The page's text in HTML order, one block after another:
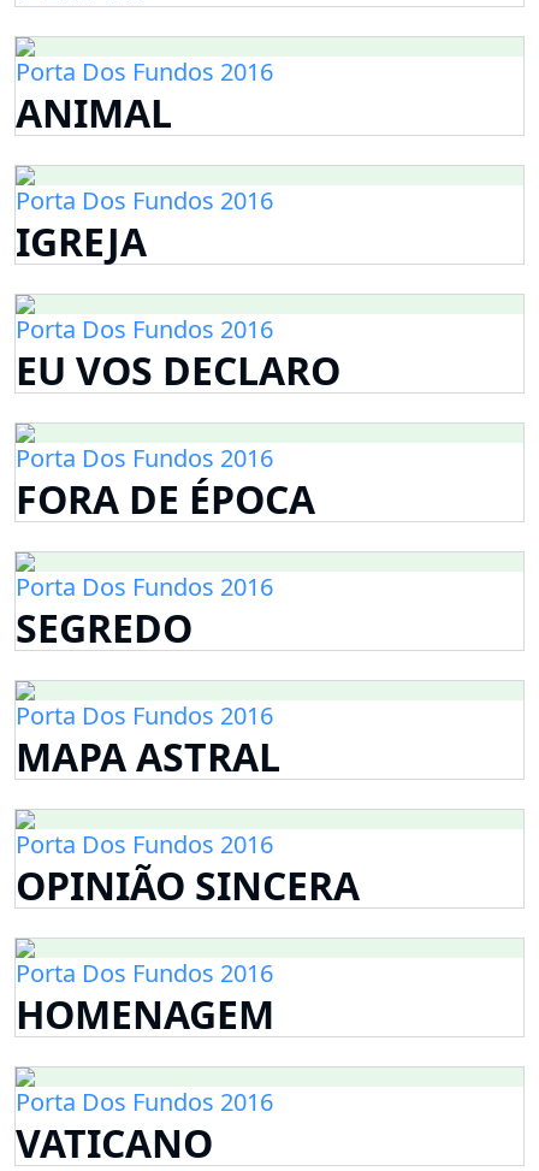
Porta Dos Fundos 2016
ANIMAL
Porta Dos Fundos 2016
IGREJA
Porta Dos Fundos 2016
EU VOS DECLARO
Porta Dos Fundos 2016
FORA DE ÉPOCA
Porta Dos Fundos 2016
SEGREDO
Porta Dos Fundos 2016
MAPA ASTRAL
Porta Dos Fundos 2016
OPINIÃO SINCERA
Porta Dos Fundos 2016
HOMENAGEM
Porta Dos Fundos 2016
VATICANO